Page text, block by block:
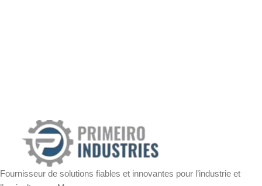
Fournisseur de solutions fiables et innovantes pour l’industrie et